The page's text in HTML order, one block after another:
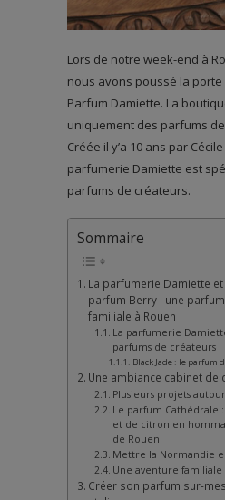
Lors de notre week-end à
nous avons poussé la
Parfum Damiette. La
uniquement des parfums
Créée il y’a 10 ans par
parfumerie Damiette est
parfums de créateurs.
Sommaire
La parfumerie Damiette
parfum Berry : une
familiale à Rouen
La parfumerie
parfums de créateurs
Black Jade : le parfum
Une ambiance cabinet de
Plusieurs projets
Le parfum Cathédrale :
et de citron en
de Rouen
Mettre la Normandie
Une aventure familiale
Créer son parfum sur-